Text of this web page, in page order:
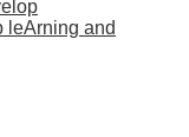
leArning and